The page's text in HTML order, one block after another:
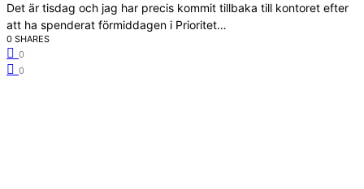
Det är tisdag och jag har precis kommit tillbaka till kontoret efter
att ha spenderat förmiddagen i Prioritet…
0 SHARES
0
0